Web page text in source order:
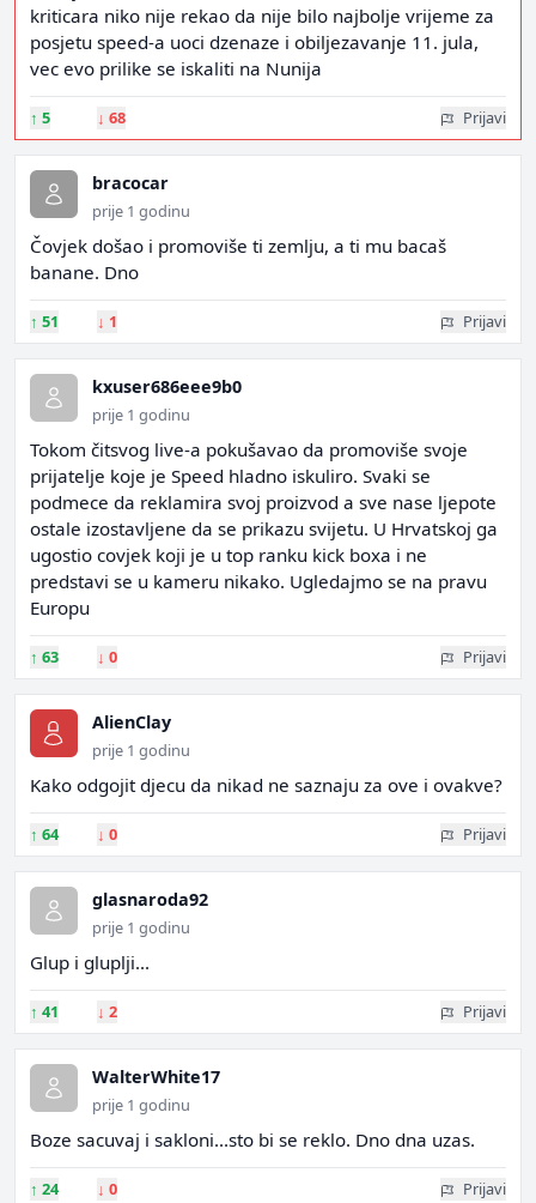
kriticara niko nije rekao da nije bilo najbolje vrijeme za
posjetu speed-a uoci dzenaze i obiljezavanje 11. jula,
vec evo prilike se iskaliti na Nunija
↑ 5 ↓ 68 Prijavi
bracocar
prije 1 godinu
Čovjek došao i promoviše ti zemlju, a ti mu bacaš
banane. Dno
↑ 51 ↓ 1 Prijavi
kxuser686eee9b0
prije 1 godinu
Tokom čitsvog live-a pokušavao da promoviše svoje
prijatelje koje je Speed hladno iskuliro. Svaki se
podmece da reklamira svoj proizvod a sve nase ljepote
ostale izostavljene da se prikazu svijetu. U Hrvatskoj ga
ugostio covjek koji je u top ranku kick boxa i ne
predstavi se u kameru nikako. Ugledajmo se na pravu
Europu
↑ 63 ↓ 0 Prijavi
AlienClay
prije 1 godinu
Kako odgojit djecu da nikad ne saznaju za ove i ovakve?
↑ 64 ↓ 0 Prijavi
glasnaroda92
prije 1 godinu
Glup i gluplji...
↑ 41 ↓ 2 Prijavi
WalterWhite17
prije 1 godinu
Boze sacuvaj i sakloni...sto bi se reklo. Dno dna uzas.
↑ 24 ↓ 0 Prijavi